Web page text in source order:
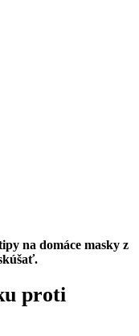
na domáce masky z
proti